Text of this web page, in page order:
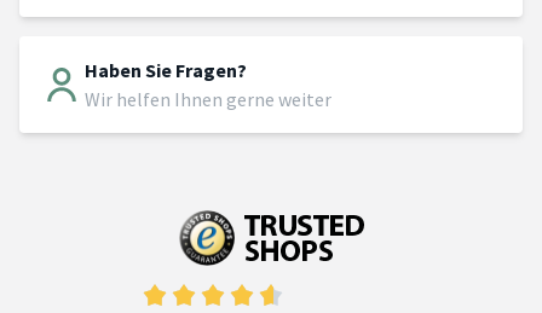
Haben Sie Fragen?
Wir helfen Ihnen gerne weiter